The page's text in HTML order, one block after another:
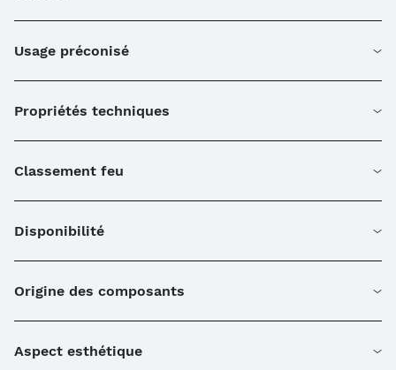
Usage préconisé
Propriétés techniques
Classement feu
Disponibilité
Origine des composants
Aspect esthétique